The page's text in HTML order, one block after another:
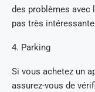
des problèmes
pas très
4. Parking
Si vous achetez un
assurez-vous de